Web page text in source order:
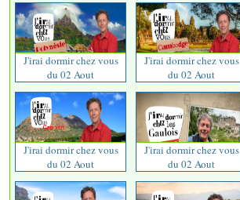
J'irai dormir chez vous
du 02 Aout
J'irai dormir chez vous
du 02 Aout
J'irai dormir chez vous
du 02 Aout
J'irai dormir chez vous
du 02 Aout